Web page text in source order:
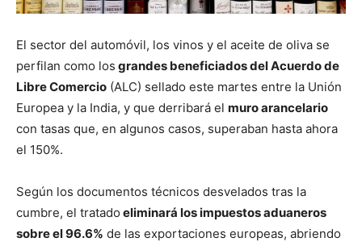
El sector del automóvil, los vinos y el aceite de oliva se
perfilan como los grandes beneficiados del Acuerdo de
Libre Comercio (ALC) sellado este martes entre la Unión
Europea y la India, y que derribará el muro arancelario
con tasas que, en algunos casos, superaban hasta ahora
el 150%.
Según los documentos técnicos desvelados tras la
cumbre, el tratado eliminará los impuestos aduaneros
sobre el 96.6% de las exportaciones europeas, abriendo